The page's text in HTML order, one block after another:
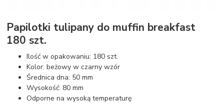
Papilotki tulipany do muffin breakfast
180 szt.
Ilość w opakowaniu: 180 szt.
Kolor: beżowy w czarny wzór
Średnica dna: 50 mm
Wysokość: 80 mm
Odporne na wysoką temperaturę